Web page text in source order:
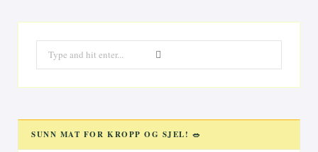
Search
for:
SUNN MAT FOR KROPP OG SJEL! 🥗